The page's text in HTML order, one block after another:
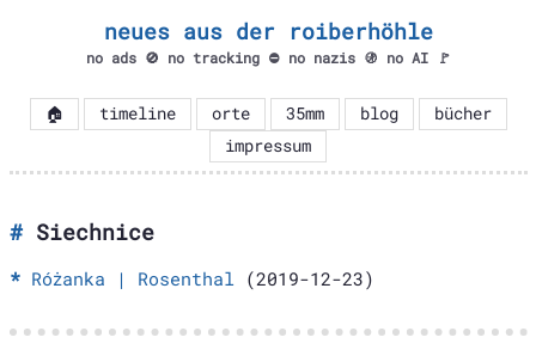
neues aus der roiberhöhle
no ads 🚫 no tracking ⛔ no nazis 🚯 no AI 🚩
🏠 timeline orte 35mm blog
bücher
impressum
Siechnice
Różanka | Rosenthal(2019-12-23)